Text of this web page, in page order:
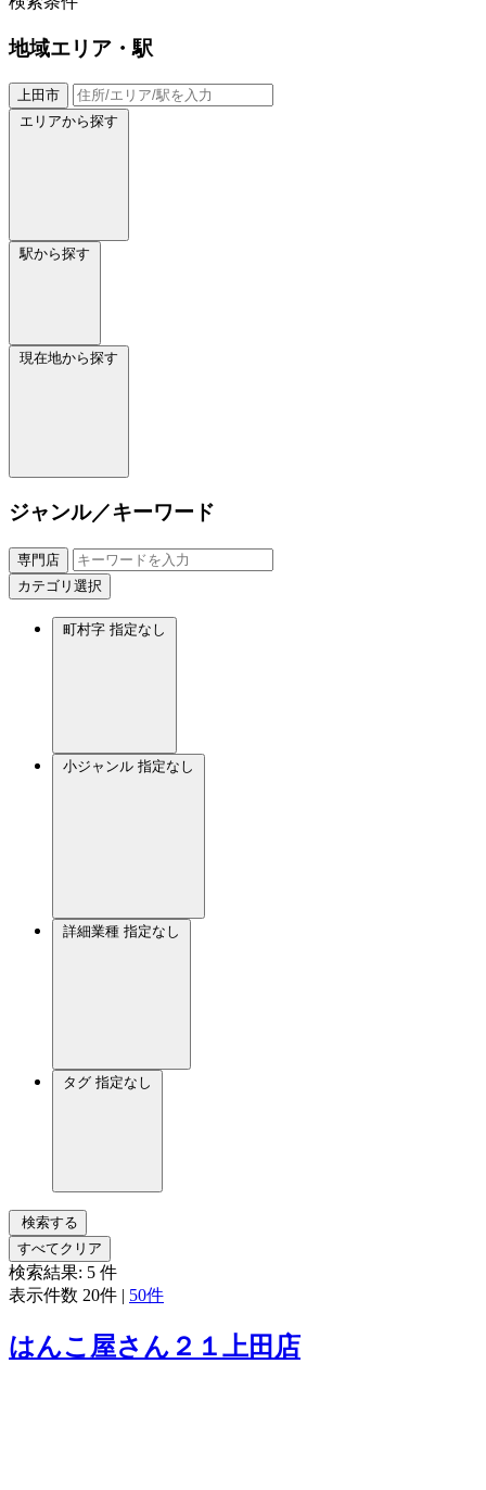
地域エリア・駅
上田市
エリアから探す
駅から探す
現在地から探す
ジャンル／キーワード
専門店
カテゴリ選択
町村字 指定なし
小ジャンル 指定なし
詳細業種 指定なし
タグ 指定なし
検索する
すべてクリア
検索結果: 5 件
表示件数 20件 | 50件
はんこ屋さん２１上田店